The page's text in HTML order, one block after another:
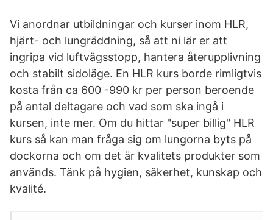
Vi anordnar utbildningar och kurser inom HLR,
hjärt- och lungräddning, så att ni lär er att
ingripa vid luftvägsstopp, hantera återupplivning
och stabilt sidoläge. En HLR kurs borde rimligtvis
kosta från ca 600 -990 kr per person beroende
på antal deltagare och vad som ska ingå i
kursen, inte mer. Om du hittar "super billig" HLR
kurs så kan man fråga sig om lungorna byts på
dockorna och om det är kvalitets produkter som
används. Tänk på hygien, säkerhet, kunskap och
kvalité.